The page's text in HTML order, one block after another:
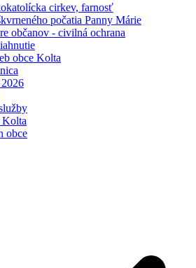
cirkev, farnosť
počatia Panny Márie
občanov - civilná ochrana
obce Kolta
Kolta
obce